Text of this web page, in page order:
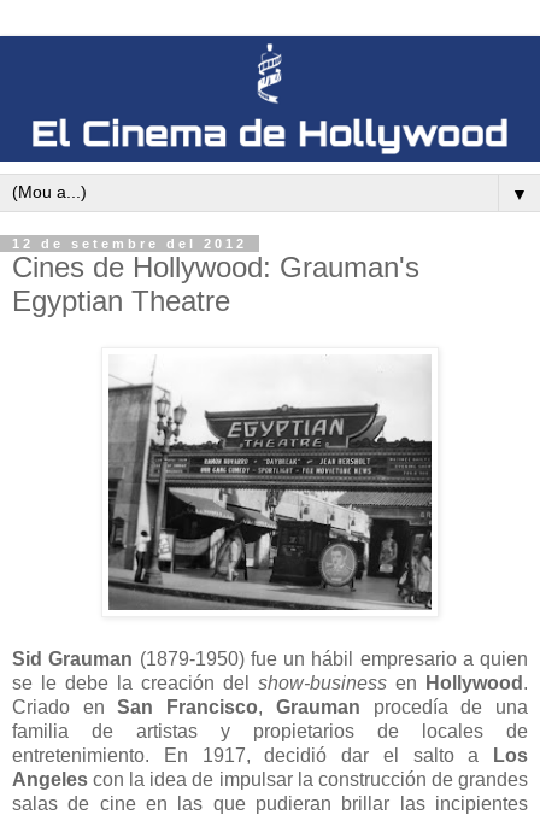
▼
12 de setembre del 2012
Cines de Hollywood: Grauman's
Egyptian Theatre
Sid Grauman (1879-1950) fue un hábil empresario a quien
se le debe la creación del show-business en Hollywood .
Criado enSan Francisco, Grauman procedía de una
familia de artistas y propietarios de locales de
entretenimiento. En 1917, decidió dar el salto a
Los
Angeles con la idea de impulsar la construcción de grandes
salas de cine en las que pudieran brillar las incipientes